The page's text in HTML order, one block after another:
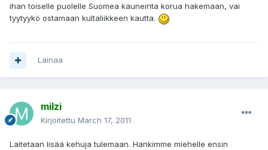
ihan toiselle puolelle Suomea kauneinta korua hakemaan, vai
tyytyykö ostamaan kultaliikkeen kautta.
Lainaa
milzi
Kirjoitettu March 17, 2011
Laitetaan lisää kehuja tulemaan. Hankimme miehelle ensin